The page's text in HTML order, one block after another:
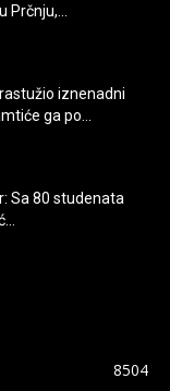
Prčnju,...
iznenadni
ga po...
Sa 80 studenata
8504